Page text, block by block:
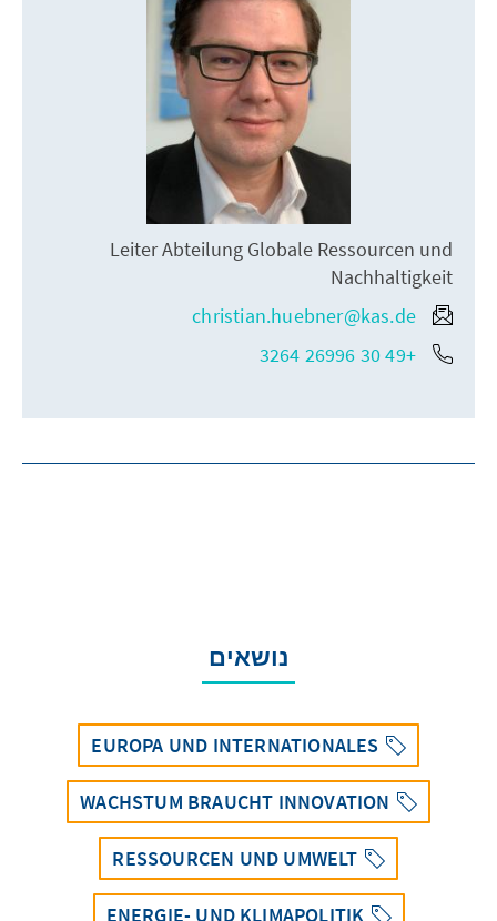
Leiter Abteilung Globale Ressourcen und
Nachhaltigkeit
christian.huebner@kas.de
+49 30 26996 3264
נושאים
EUROPA UND INTERNATIONALES
WACHSTUM BRAUCHT INNOVATION
RESSOURCEN UND UMWELT
ENERGIE- UND KLIMAPOLITIK